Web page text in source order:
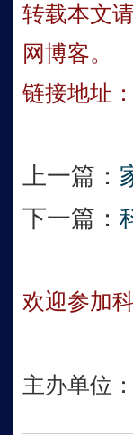
转载本文
网博客。
链接地址：
上一篇：
下一篇：
欢迎参加
主办单位：